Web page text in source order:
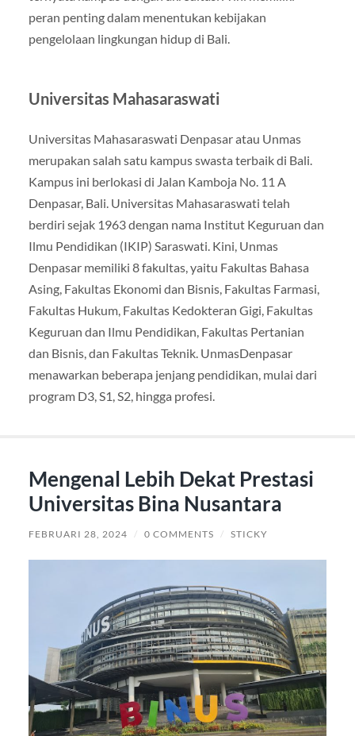
peran penting dalam menentukan kebijakan
pengelolaan lingkungan hidup di Bali.
Universitas Mahasaraswati
Universitas Mahasaraswati Denpasar atau Unmas
merupakan salah satu kampus swasta terbaik di Bali.
Kampus ini berlokasi di Jalan Kamboja No. 11 A
Denpasar, Bali. Universitas Mahasaraswati telah
berdiri sejak 1963 dengan nama Institut Keguruan dan
Ilmu Pendidikan (IKIP) Saraswati. Kini, Unmas
Denpasar memiliki 8 fakultas, yaitu Fakultas Bahasa
Asing, Fakultas Ekonomi dan Bisnis, Fakultas Farmasi,
Fakultas Hukum, Fakultas Kedokteran Gigi, Fakultas
Keguruan dan Ilmu Pendidikan, Fakultas Pertanian
dan Bisnis, dan Fakultas Teknik. UnmasDenpasar
menawarkan beberapa jenjang pendidikan, mulai dari
program D3, S1, S2, hingga profesi.
Mengenal Lebih Dekat Prestasi
Universitas Bina Nusantara
FEBRUARI 28, 2024 / 0 COMMENTS / STICKY